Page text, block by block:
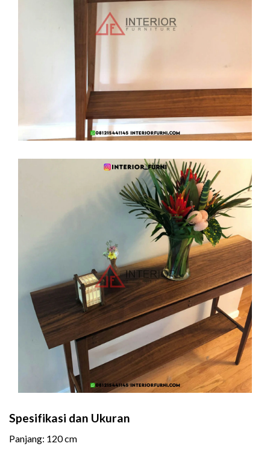
Spesifikasi dan Ukuran
Panjang: 120 cm